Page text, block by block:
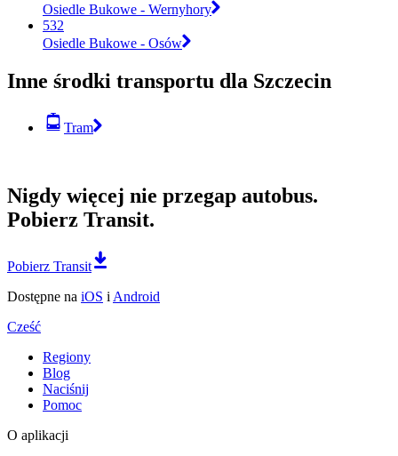
Osiedle Bukowe - Wernyhory
532
Osiedle Bukowe - Osów
Inne środki transportu dla Szczecin
Tram
Nigdy więcej nie przegap autobus.
Pobierz Transit.
Pobierz Transit
Dostępne na iOS i Android
Cześć
Regiony
Blog
Naciśnij
Pomoc
O aplikacji